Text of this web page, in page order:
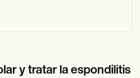
y tratar la espondilitis